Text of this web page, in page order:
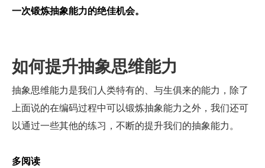
一次锻炼抽象能力的绝佳机会。
如何提升抽象思维能力
抽象思维能力是我们人类特有的、与生俱来的能力，除了
上面说的在编码过程中可以锻炼抽象能力之外，我们还可
以通过一些其他的练习，不断的提升我们的抽象能力。
多阅读